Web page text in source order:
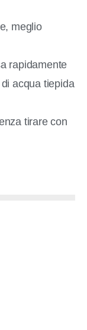
meglio
rapidamente
acqua tiepida
tirare con